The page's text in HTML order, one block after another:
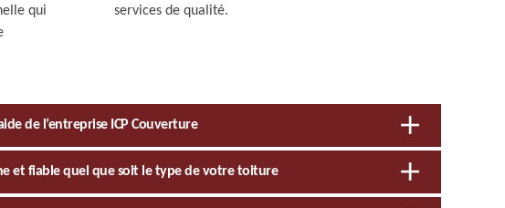
qui
services de qualité.
de l’entreprise ICP Couverture
et fiable quel que soit le type de votre toiture